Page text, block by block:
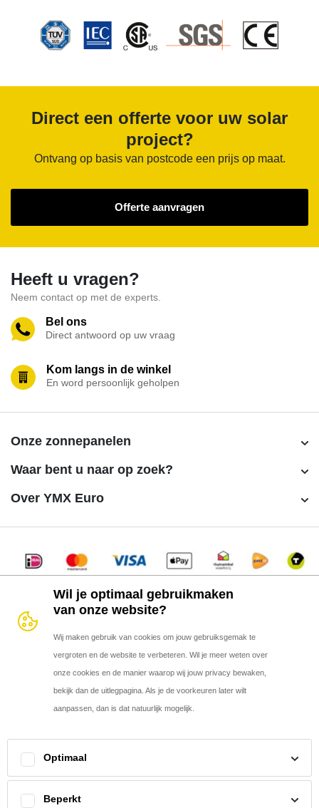
Wil je optimaal gebruikmaken
van onze website?
Wij maken gebruik van cookies om jouw gebruiksgemak te
vergroten en de website te verbeteren. Wil je meer weten over
onze cookies en de manier waarop wij jouw privacy bewaken,
bekijk dan de uitlegpagina. Als je de voorkeuren later wilt
aanpassen, dan is dat natuurlijk mogelijk.
Optimaal
De website werkt zoals je mag verwachten
Je helpt ons de website te verbeteren
Beperkt
Direct een offerte voor uw solar
project?
Ontvang op basis van postcode een prijs op maat.
Offerte aanvragen
Heeft u vragen?
Neem contact op met de experts.
Bel ons
Direct antwoord op uw vraag
Kom langs in de winkel
En word persoonlijk geholpen
Onze zonnepanelen
YMX-60PE-300M
YMX-60PD-365M Big Cells
YMX-60PE-335M
YMX-72PD-370M
YMX-60PE-365M
YMX-72PD-435M Big Cells
YMX-60PE-305M Black
YMX-60PD-280M
YMX-60PD-290M
YMX-60PE-285M
Waar bent u naar op zoek?
Zakelijke zonnepanelen
Alle producten
Over YMX Euro
Contact
Disclaimer
Privacy Policy
Algemene Voorwaarden